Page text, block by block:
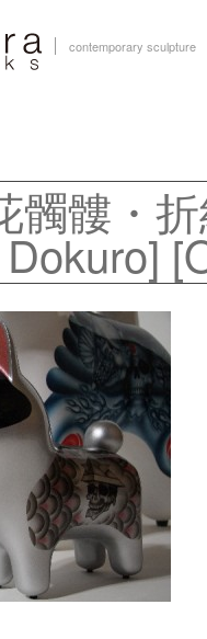
contemporary sculpture
髑髏
Dokuro]